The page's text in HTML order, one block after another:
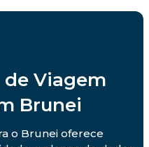
de Viagem
Brunei
o Brunei oferece